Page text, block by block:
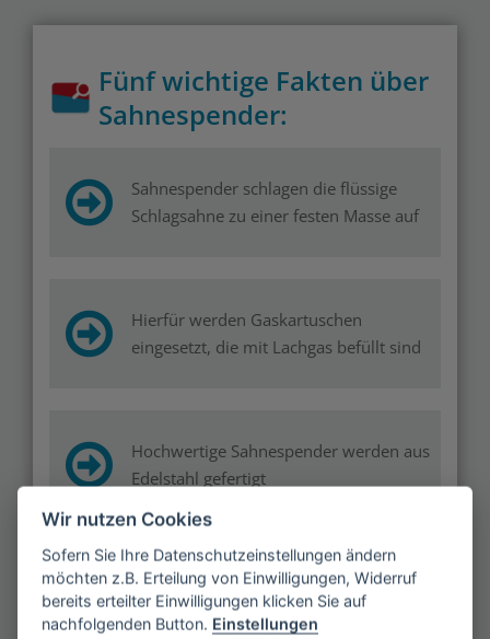
Fünf wichtige Fakten über
Sahnespender:
Sahnespender schlagen die flüssige
Schlagsahne zu einer festen Masse auf
Hierfür werden Gaskartuschen
eingesetzt, die mit Lachgas befüllt sind
Hochwertige Sahnespender werden aus
Edelstahl gefertigt
Achten Sie beim Kauf auf eine einfache
Handhabung und Reinigung
Wir nutzen Cookies
Sofern Sie Ihre Datenschutzeinstellungen ändern
möchten z.B. Erteilung von Einwilligungen, Widerruf
bereits erteilter Einwilligungen klicken Sie auf
nachfolgenden Button. Einstellungen